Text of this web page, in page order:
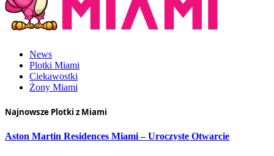
News
Plotki Miami
Ciekawostki
Żony Miami
Najnowsze Plotki z Miami
Aston Martin Residences Miami – Uroczyste Otwarcie